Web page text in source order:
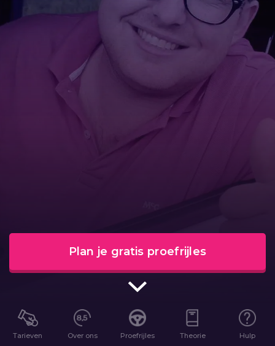
Plan je gratis proefrijles
Tarieven Over ons Proefrijles Theorie Hulp